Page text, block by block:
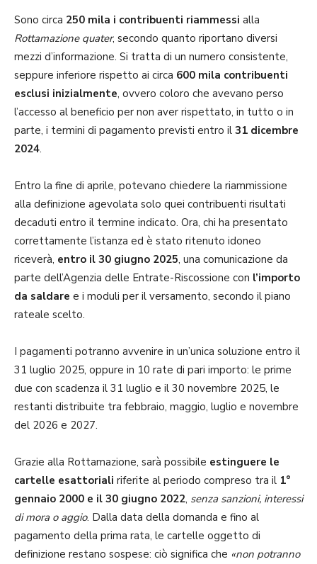
Sono circa 250 mila i contribuenti riammessi alla
Rottamazione quater, secondo quanto riportano diversi
mezzi d’informazione. Si tratta di un numero consistente,
seppure inferiore rispetto ai circa 600 mila contribuenti
esclusi inizialmente, ovvero coloro che avevano perso
l’accesso al beneficio per non aver rispettato, in tutto o in
parte, i termini di pagamento previsti entro il 31 dicembre
2024.
Entro la fine di aprile, potevano chiedere la riammissione
alla definizione agevolata solo quei contribuenti risultati
decaduti entro il termine indicato. Ora, chi ha presentato
correttamente l’istanza ed è stato ritenuto idoneo
riceverà, entro il 30 giugno 2025, una comunicazione da
parte dell’Agenzia delle Entrate-Riscossione con l’importo
da saldare e i moduli per il versamento, secondo il piano
rateale scelto.
I pagamenti potranno avvenire in un’unica soluzione entro il
31 luglio 2025, oppure in 10 rate di pari importo: le prime
due con scadenza il 31 luglio e il 30 novembre 2025, le
restanti distribuite tra febbraio, maggio, luglio e novembre
del 2026 e 2027.
Grazie alla Rottamazione, sarà possibile estinguere le
cartelle esattoriali riferite al periodo compreso tra il 1°
gennaio 2000 e il 30 giugno 2022, senza sanzioni, interessi
di mora o aggio. Dalla data della domanda e fino al
pagamento della prima rata, le cartelle oggetto di
definizione restano sospese: ciò significa che «non potranno